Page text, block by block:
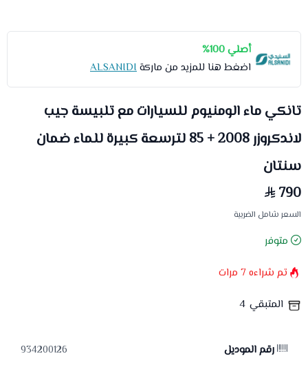
أصلي 100%
اضغط هنا للمزيد من ماركةALSANIDI
تانكي ماء الومنيوم للسيارات مع تلبيسة جيب
لاندكروزر 2008 + 85 لترسعة كبيرة للماء ضمان
سنتان
790
السعر شامل الضريبة
متوفر
تم شراءه7 مرات
المتبقي 4
رقم الموديل 934200126